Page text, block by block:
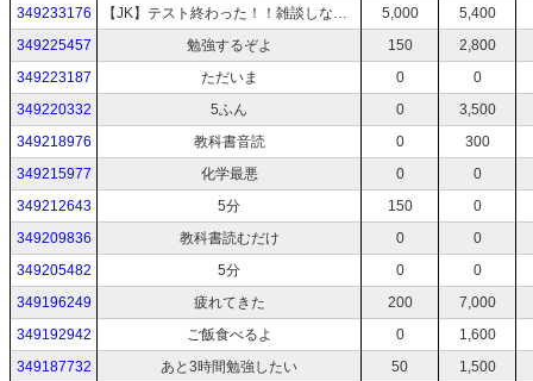
349233176
【JK】テスト終わった！！雑談しながら沖縄のしおり作る！！ 5,000
5,400
349225457
勉強するぞよ 150
2,800
349223187
ただいま 0
0
349220332
5ふん 0
3,500
349218976
教科書音読 0
300
349215977
化学最悪 0
0
349212643
5分 150
0
349209836
教科書読むだけ 0
0
349205482
5分 0
0
349196249
疲れてきた 200
7,000
349192942
ご飯食べるよ 0
1,600
349187732
あと3時間勉強したい 50
1,500